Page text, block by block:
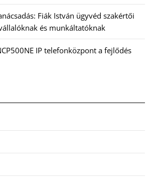
Fiák István ügyvéd szakértői
és munkáltatóknak
IP telefonközpont a fejlődés